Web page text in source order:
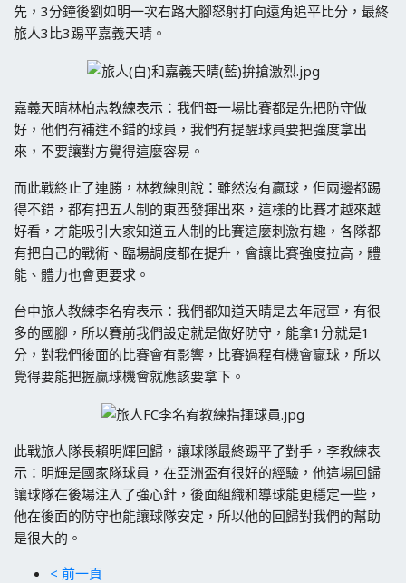
先，3分鐘後劉如明一次右路大腳怒射打向遠角追平比分，最終
旅人3比3踢平嘉義天晴。
嘉義天晴林柏志教練表示：我們每一場比賽都是先把防守做
好，他們有補進不錯的球員，我們有提醒球員要把強度拿出
來，不要讓對方覺得這麼容易。
而此戰終止了連勝，林教練則說：雖然沒有贏球，但兩邊都踢
得不錯，都有把五人制的東西發揮出來，這樣的比賽才越來越
好看，才能吸引大家知道五人制的比賽這麼刺激有趣，各隊都
有把自己的戰術、臨場調度都在提升，會讓比賽強度拉高，體
能、體力也會更要求。
台中旅人教練李名宥表示：我們都知道天晴是去年冠軍，有很
多的國腳，所以賽前我們設定就是做好防守，能拿1分就是1
分，對我們後面的比賽會有影響，比賽過程有機會贏球，所以
覺得要能把握贏球機會就應該要拿下。
此戰旅人隊長賴明輝回歸，讓球隊最終踢平了對手，李教練表
示：明輝是國家隊球員，在亞洲盃有很好的經驗，他這場回歸
讓球隊在後場注入了強心針，後面組織和導球能更穩定一些，
他在後面的防守也能讓球隊安定，所以他的回歸對我們的幫助
是很大的。
< 前一頁